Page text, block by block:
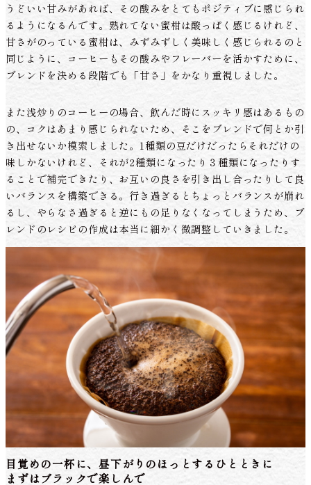
うどいい甘みがあれば、その酸みをとてもポジティブに感じられ
るようになるんです。熟れてない蜜柑は酸っぱく感じるけれど、
甘さがのっている蜜柑は、みずみずしく美味しく感じられるのと
同じように、コーヒーもその酸みやフレーバーを活かすために、
ブレンドを決める段階でも「甘さ」をかなり重視しました。
また浅炒りのコーヒーの場合、飲んだ時にスッキリ感はあるもの
の、コクはあまり感じられないため、そこをブレンドで何とか引
き出せないか模索しました。1種類の豆だけだったらそれだけの
味しかないけれど、それが2種類になったり３種類になったりす
ることで補完できたり、お互いの良さを引き出し合ったりして良
いバランスを構築できる。行き過ぎるとちょっとバランスが崩れ
るし、やらなさ過ぎると逆にもの足りなくなってしまうため、ブ
レンドのレシピの作成は本当に細かく微調整していきました。
目覚めの一杯に、昼下がりのほっとするひとときに
まずはブラックで楽しんで